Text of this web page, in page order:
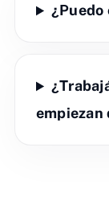
empiezan